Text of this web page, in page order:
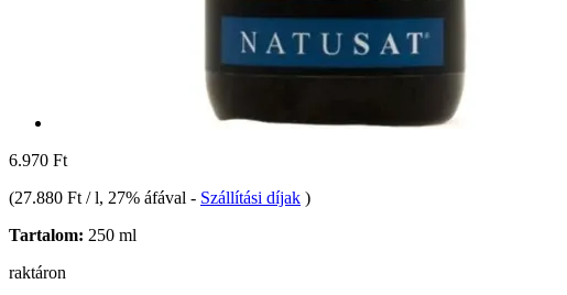
6.970 Ft
(27.880 Ft / l, 27% áfával - Szállítási díjak )
Tartalom: 250 ml
raktáron